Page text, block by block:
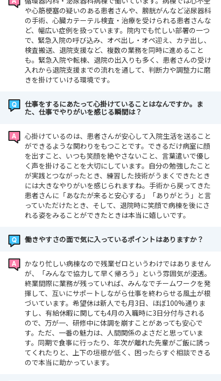
や心筋梗塞の疑いのある患者さんや、膀胱がんなど泌尿器科
の手術、心臓カテーテル検査・治療を受けられる患者さんな
ど、幅広い症例を扱っています。院内でも忙しい部署の一つ
で、緊急入院の呼び込み、オペ出し・オペ迎え、カテ出し、
検査搬送、退院支援など、複数の業務を同時に進めること
も。緊急入院や転棟、退院の出入りも多く、患者さんの受け
入れから退院支援までの流れを通して、判断力や調整力に磨
きを掛けていける環境です。
仕事をするにあたって心掛けていることはなんですか。ま
た、仕事でやりがいを感じる瞬間は？
心掛けているのは、患者さんが安心して入院生活を送ること
ができるような関わりをもつことです。できるだけ病室に顔
を出すこと、いつも笑顔を絶やさないこと、言葉遣いで優し
く声を掛けることを大切にしています。自分の勉強したこと
が実践とつながったとき、練習した技術がうまくできたとき
には大きなやりがいを感じられますね。手術から戻ってきた
患者さんに「あなたが来ると安心する」「ありがとう」と言
っていただけたとき、そして、退院時に笑顔で病棟を後にさ
れる姿をみることができたときは本当に嬉しいです。
働きやすさの面で気に入っているポイントはありますか？
かなり忙しい病棟なので残業ゼロというわけではありません
が、「みんなで協力して早く帰ろう」という雰囲気が浸透。
終業間際に業務が残っていれば、みんなでチームワークを発
揮して、互いにサポートしながら仕事を終わらせる風土が根
づいています。希望休は新人でも月3日、ほぼ100%通りま
すし、有給休暇に関しても4月の入職時に3日分付与される
ので、万が一、研修中に体調を崩すことがあっても安心で
す。ただ、一番の魅力は、人間関係のよさだと思っていま
す。同期で食事に行ったり、年次が離れた先輩がご飯に誘っ
てくれたりと、上下の垣根が低く、困ったらすぐ相談できる
ので本当に助かっています。